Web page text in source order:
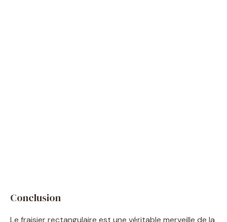
Conclusion
Le fraisier rectangulaire est une véritable merveille de la